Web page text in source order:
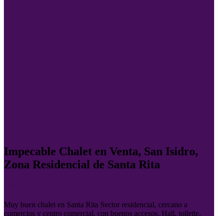
Impecable Chalet en Venta, San Isidro,
Zona Residencial de Santa Rita
Muy buen chalet en Santa Rita Sector residencial, cercano a
comercios y centro comercial, con buenos accesos. Hall, toilette,